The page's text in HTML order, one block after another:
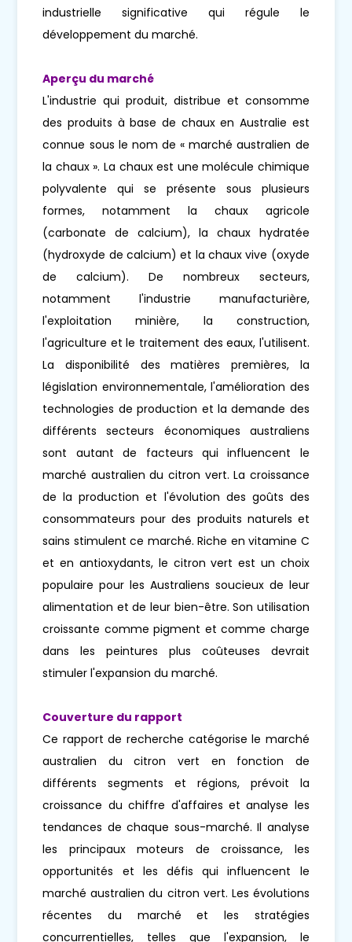
industrielle significative qui régule le
développement du marché.
Aperçu du marché
L'industrie qui produit, distribue et consomme
des produits à base de chaux en Australie est
connue sous le nom de « marché australien de
la chaux ». La chaux est une molécule chimique
polyvalente qui se présente sous plusieurs
formes, notamment la chaux agricole
(carbonate de calcium), la chaux hydratée
(hydroxyde de calcium) et la chaux vive (oxyde
de calcium). De nombreux secteurs,
notamment l'industrie manufacturière,
l'exploitation minière, la construction,
l'agriculture et le traitement des eaux, l'utilisent.
La disponibilité des matières premières, la
législation environnementale, l'amélioration des
technologies de production et la demande des
différents secteurs économiques australiens
sont autant de facteurs qui influencent le
marché australien du citron vert. La croissance
de la production et l'évolution des goûts des
consommateurs pour des produits naturels et
sains stimulent ce marché. Riche en vitamine C
et en antioxydants, le citron vert est un choix
populaire pour les Australiens soucieux de leur
alimentation et de leur bien-être. Son utilisation
croissante comme pigment et comme charge
dans les peintures plus coûteuses devrait
stimuler l'expansion du marché.
Couverture du rapport
Ce rapport de recherche catégorise le marché
australien du citron vert en fonction de
différents segments et régions, prévoit la
croissance du chiffre d'affaires et analyse les
tendances de chaque sous-marché. Il analyse
les principaux moteurs de croissance, les
opportunités et les défis qui influencent le
marché australien du citron vert. Les évolutions
récentes du marché et les stratégies
concurrentielles, telles que l'expansion, le